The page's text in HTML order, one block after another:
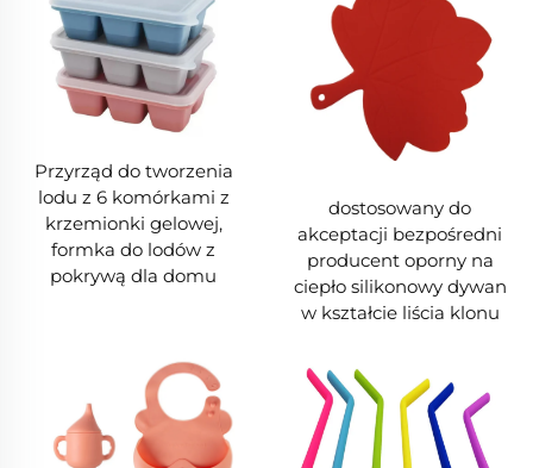
Przyrząd do tworzenia
lodu z 6 komórkami z
krzemionki gelowej,
formka do lodów z
pokrywą dla domu
dostosowany do
akceptacji bezpośredni
producent oporny na
ciepło silikonowy dywan
w kształcie liścia klonu